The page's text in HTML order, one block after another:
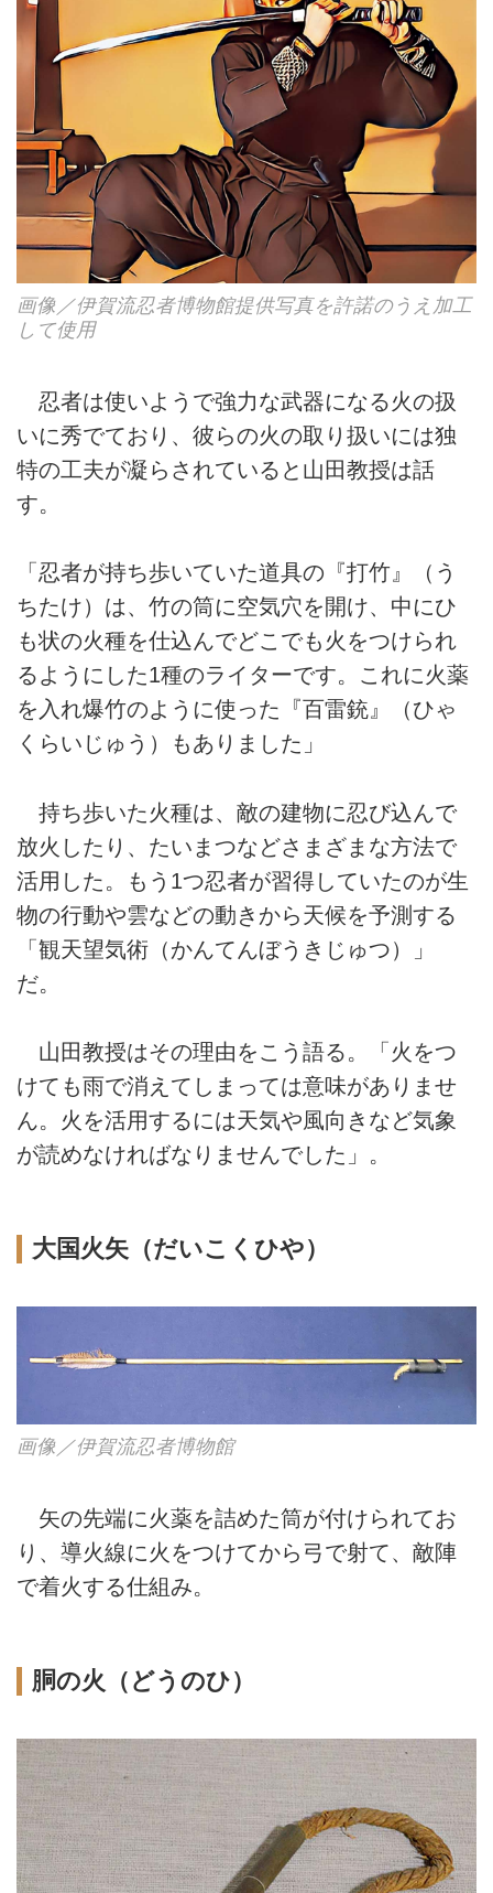
画像／伊賀流忍者博物館提供写真を許諾のうえ加工
して使用
忍者は使いようで強力な武器になる火の扱
いに秀でており、彼らの火の取り扱いには独
特の工夫が凝らされていると山田教授は話
す。
「忍者が持ち歩いていた道具の『打竹』（う
ちたけ）は、竹の筒に空気穴を開け、中にひ
も状の火種を仕込んでどこでも火をつけられ
るようにした1種のライターです。これに火薬
を入れ爆竹のように使った『百雷銃』（ひゃ
くらいじゅう）もありました」
持ち歩いた火種は、敵の建物に忍び込んで
放火したり、たいまつなどさまざまな方法で
活用した。もう1つ忍者が習得していたのが生
物の行動や雲などの動きから天候を予測する
「観天望気術（かんてんぼうきじゅつ）」
だ。
山田教授はその理由をこう語る。「火をつ
けても雨で消えてしまっては意味がありませ
ん。火を活用するには天気や風向きなど気象
が読めなければなりませんでした」。
大国火矢（だいこくひや）
画像／伊賀流忍者博物館
矢の先端に火薬を詰めた筒が付けられてお
り、導火線に火をつけてから弓で射て、敵陣
で着火する仕組み。
胴の火（どうのひ）